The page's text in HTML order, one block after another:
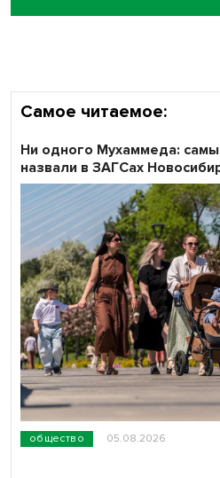
Самое читаемое:
общество 05.08.2026
Ни одного Мухаммеда:
назвали в ЗАГСах